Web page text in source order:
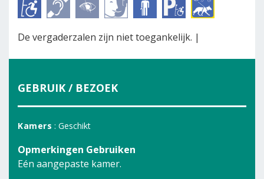
De vergaderzalen zijn niet toegankelijk. |
GEBRUIK / BEZOEK
Kamers : Geschikt
Opmerkingen Gebruiken
Eén aangepaste kamer.